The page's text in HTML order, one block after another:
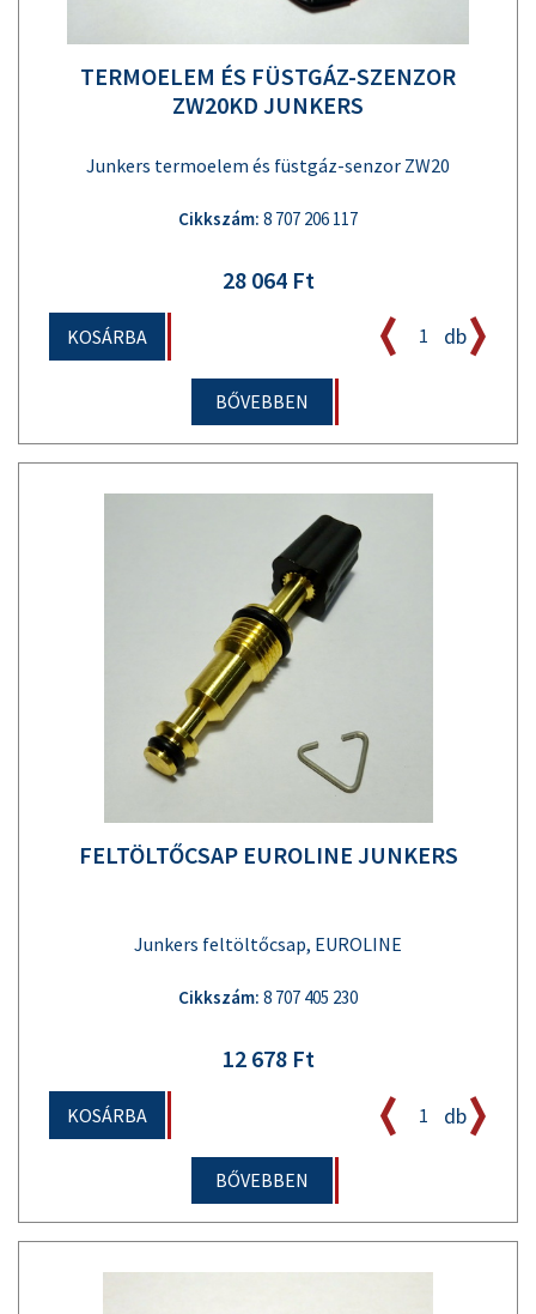
TERMOELEM ÉS FÜSTGÁZ-SZENZOR
ZW20KD JUNKERS
Junkers termoelem és füstgáz-senzor ZW20
Cikkszám: 8 707 206 117
28 064 Ft
KOSÁRBA db
BŐVEBBEN
FELTÖLTŐCSAP EUROLINE JUNKERS
Junkers feltöltőcsap, EUROLINE
Cikkszám: 8 707 405 230
12 678 Ft
KOSÁRBA db
BŐVEBBEN